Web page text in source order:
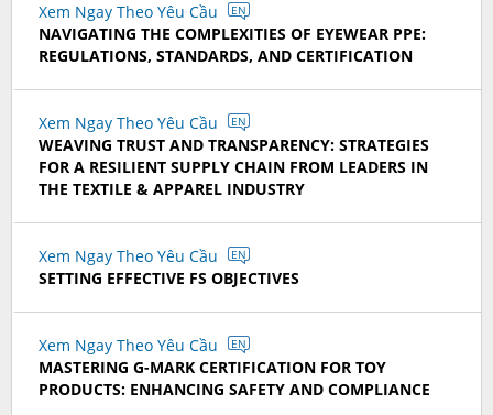
Xem Ngay Theo Yêu Cầu EN
NAVIGATING THE COMPLEXITIES OF EYEWEAR PPE:
REGULATIONS, STANDARDS, AND CERTIFICATION
Xem Ngay Theo Yêu Cầu EN
WEAVING TRUST AND TRANSPARENCY: STRATEGIES
FOR A RESILIENT SUPPLY CHAIN FROM LEADERS IN
THE TEXTILE & APPAREL INDUSTRY
Xem Ngay Theo Yêu Cầu EN
SETTING EFFECTIVE FS OBJECTIVES
Xem Ngay Theo Yêu Cầu EN
MASTERING G-MARK CERTIFICATION FOR TOY
PRODUCTS: ENHANCING SAFETY AND COMPLIANCE